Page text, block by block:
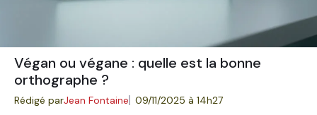
Végan ou végane : quelle est la bonne
orthographe ?
Rédigé parJean Fontaine 09/11/2025 à 14h27